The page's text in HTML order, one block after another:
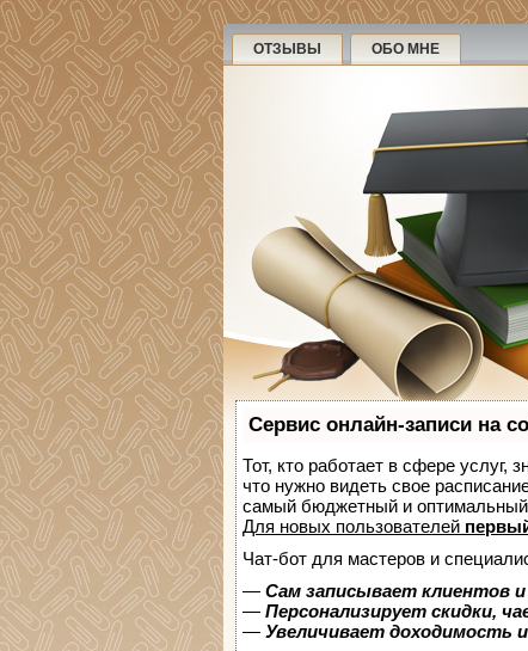
ОТЗЫВЫ ОБО МНЕ
Сервис онлайн-записи на
Тот, кто работает в сфере услуг,
что нужно видеть свое
самый бюджетный и оптимальный
Для новых пользователей
Чат-бот для мастеров и
— Сам записывает клиентов
— Персонализирует скидки,
— Увеличивает доходимость